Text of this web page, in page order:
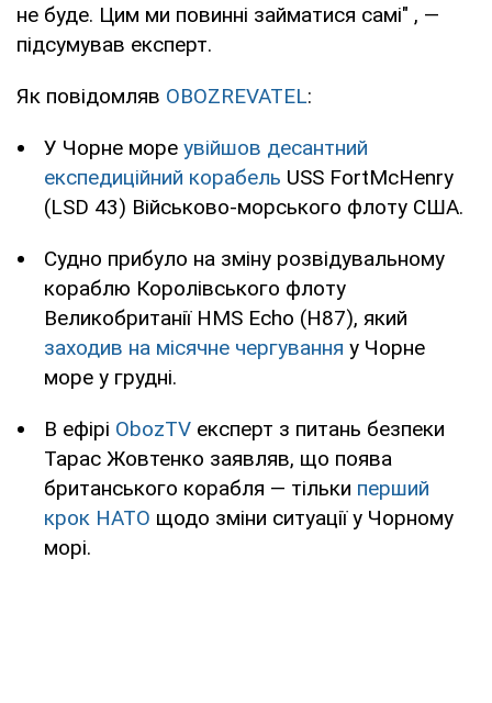
не буде. Цим ми повинні займатися самі" , —
підсумував експерт.
Як повідомляв OBOZREVATEL:
У Чорне море увійшов десантний
експедиційний корабель USS FortMcHenry
(LSD 43) Військово-морського флоту США.
Судно прибуло на зміну розвідувальному
кораблю Королівського флоту
Великобританії HMS Echo (H87), який
заходив на місячне чергування у Чорне
море у грудні.
В ефірі ObozTV експерт з питань безпеки
Тарас Жовтенко заявляв, що поява
британського корабля — тільки перший
крок НАТО щодо зміни ситуації у Чорному
морі.